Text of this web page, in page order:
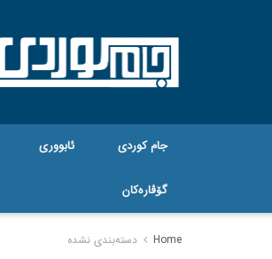
جام کوردی ئابووری
گۆڤاره‌کان
Home دسته‌بندی نشده